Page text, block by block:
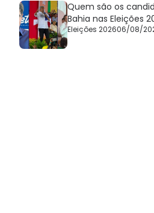
Quem são os
Bahia nas Eleições
Eleições 202606/08/